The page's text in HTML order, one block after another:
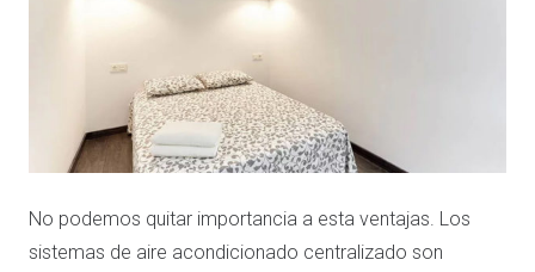
No podemos quitar importancia a esta ventajas. Los
sistemas de aire acondicionado centralizado son